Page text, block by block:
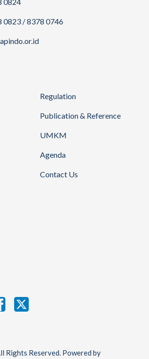
0823 / 8378 0746
Regulation
Publication & Reference
UMKM
Agenda
Contact Us
Rights Reserved. Powered by